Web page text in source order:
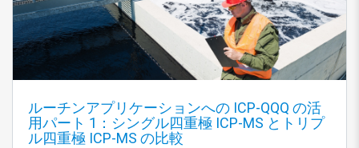
ルーチンアプリケーションへの ICP-QQQ の活
用パート 1：シングル四重極 ICP-MS とトリプ
ル四重極 ICP-MS の比較